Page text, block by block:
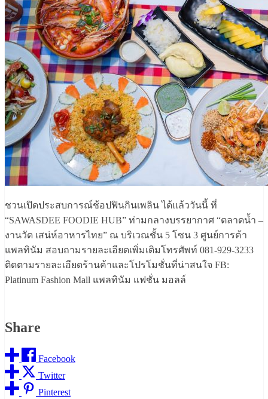
ชวนเปิดประสบการณ์ช้อปฟินกินเพลิน ได้แล้ววันนี้ ที่
“SAWASDEE FOODIE HUB” ท่ามกลางบรรยากาศ “ตลาดน้ำ –
งานวัด เสน่ห์อาหารไทย” ณ บริเวณชั้น 5 โซน 3 ศูนย์การค้า
แพลทินัม สอบถามรายละเอียดเพิ่มเติมโทรศัพท์ 081-929-3233
ติดตามรายละเอียดร้านค้าและโปรโมชั่นที่น่าสนใจ FB:
Platinum Fashion Mall แพลทินัม แฟชั่น มอลล์
Share
Facebook
Twitter
Pinterest